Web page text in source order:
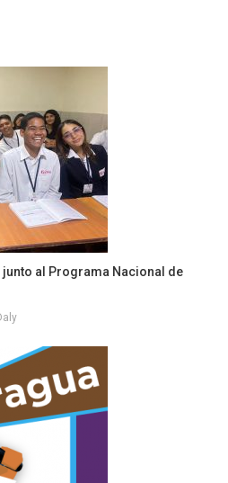
junto al Programa Nacional de